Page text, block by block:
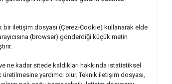
bir iletişim dosyası (Çerez-Cookie) kullanarak elde
(browser) gönderdiği küçük metin
kadar sitede kaldıkları hakkında istatistiksel
yardımcı olur. Teknik iletişim dosyası,